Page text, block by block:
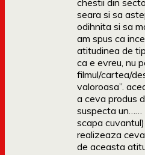
seara si sa
odihnita si sa
am spus ca
atitudinea de
ca e evreu, nu
filmul/cartea/
valoroasa”.
a ceva produs
suspecta un……
scapa
realizeaza
de aceasta